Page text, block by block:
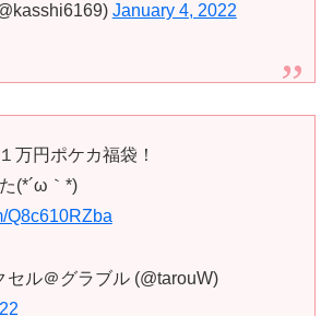
January 4, 2022
万円ポケカ福袋！
(*´ω｀*)
Q8c610RZba
ル＠グラブル (@tarouW)